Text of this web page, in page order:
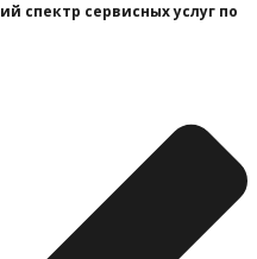
спектр сервисных услуг по